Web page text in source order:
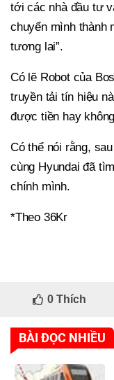
tới các nhà đầu tư
chuyển mình thành
tương lai”.
Có lẽ Robot của
truyền tải tín hiệu
được tiền hay
Có thể nói rằng,
cùng Hyundai đã
chính mình.
*Theo 36Kr
0Thích
BÀI ĐỌC NHIỀU